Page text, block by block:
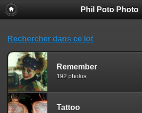
Phil Poto Photo
Rechercher dans ce lot
Remember
192 photos
Tattoo